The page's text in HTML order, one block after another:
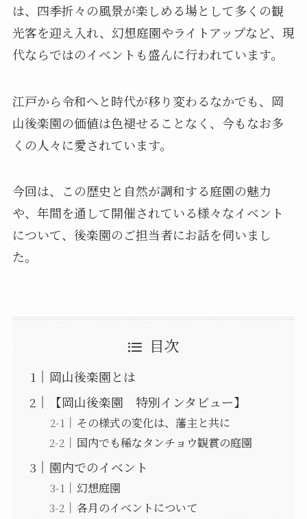
は、四季折々の風景が楽しめる場として多くの観
光客を迎え入れ、幻想庭園やライトアップなど、現
代ならではのイベントも盛んに行われています。
江戸から令和へと時代が移り変わるなかでも、岡
山後楽園の価値は色褪せることなく、今もなお多
くの人々に愛されています。
今回は、この歴史と自然が調和する庭園の魅力
や、年間を通して開催されている様々なイベント
について、後楽園のご担当者にお話を伺いまし
た。
目次
岡山後楽園とは
【岡山後楽園 特別インタビュー】
その様式の変化は、藩主と共に
国内でも稀なタンチョウ観賞の庭園
園内でのイベント
幻想庭園
各月のイベントについて